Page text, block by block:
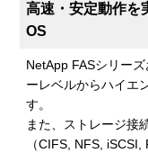
高速・安定動作を
OS
NetApp FASシリー
ーレベルからハイエ
す。
また、ストレージ接
（CIFS, NFS,